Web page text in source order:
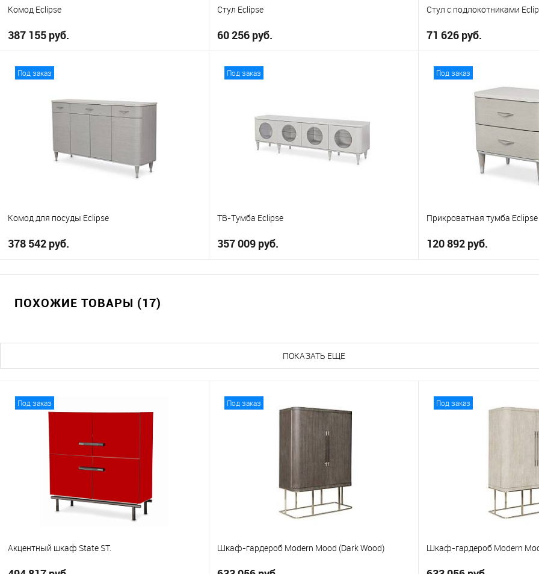
Комод Eclipse
387 155 руб.
В избранное
Стул Eclipse
60 256 руб.
Стул с подлокотниками
71 626 руб.
Под заказ
Комод для посуды Eclipse
378 542 руб.
В корзину
Под заказ
ТВ-Тумба Eclipse
357 009 руб.
В корзину
Под заказ
Прикроватная тумба Eclipse
120 892 руб.
В
ПОХОЖИЕ ТОВАРЫ (17)
ПОКАЗАТЬ ЕЩЕ
Под заказ
Акцентный шкаф State ST.
Под заказ
Шкаф-гардероб Modern Mood (Dark Wood)
Под заказ
Шкаф-гардероб Modern